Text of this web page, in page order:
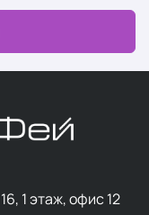
1 этаж, офис 12